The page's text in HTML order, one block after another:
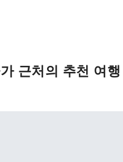
근처의 추천 여행